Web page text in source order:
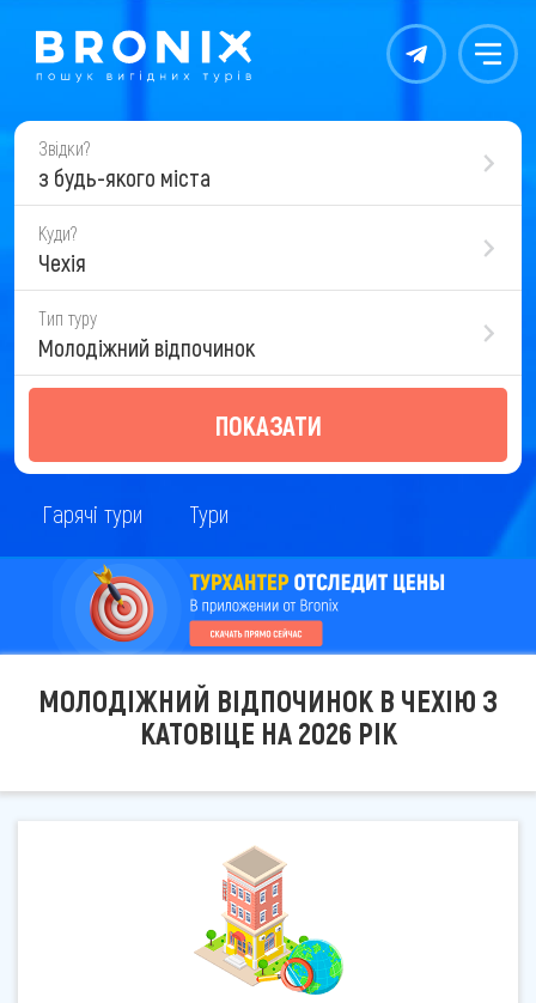
Контакты Меню
Звідки?
з будь-якого міста
Куди?
Чехія
Тип туру
Молодіжний відпочинок
ПОКАЗАТИ
Гарячі тури Тури
МОЛОДІЖНИЙ ВІДПОЧИНОК В ЧЕХІЮ З
КАТОВІЦЕ НА 2026 РІК